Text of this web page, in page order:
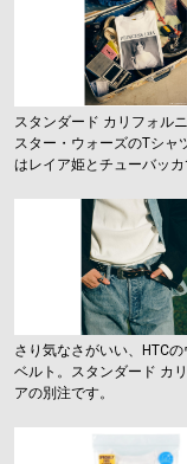
スタンダード カリフォル
スター・ウォーズのTシャ
はレイア姫とチューバッカ
さり気なさがいい、HTC
ベルト。スタンダード カ
アの別注です。